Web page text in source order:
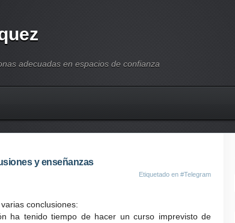
adecuadas en espacios de confianza
y enseñanzas
Etiquetado en #Telegram
conclusiones:
ha tenido tiempo de hacer un curso imprevisto de